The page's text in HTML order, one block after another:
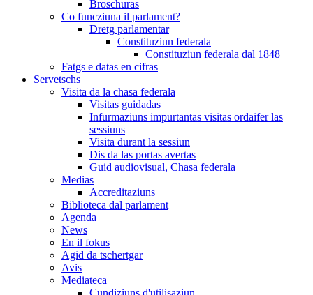
Broschuras
Co funcziuna il parlament?
Dretg parlamentar
Constituziun federala
Constituziun federala dal 1848
Fatgs e datas en cifras
Servetschs
Visita da la chasa federala
Visitas guidadas
Infurmaziuns impurtantas visitas ordaifer las
sessiuns
Visita durant la sessiun
Dis da las portas avertas
Guid audiovisual, Chasa federala
Medias
Accreditaziuns
Biblioteca dal parlament
Agenda
News
En il fokus
Agid da tschertgar
Avis
Mediateca